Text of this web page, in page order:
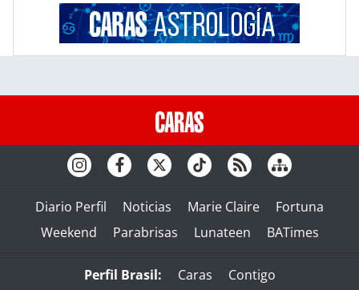
Diario Perfil Noticias Marie Claire
Fortuna
Weekend
Parabrisas Lunateen BATimes
Perfil Brasil: Caras
Contigo